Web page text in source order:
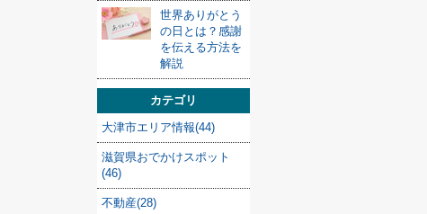
世界ありがとう
の日とは？感謝
を伝える方法を
解説
カテゴリ
大津市エリア情報(44)
滋賀県おでかけスポット
(46)
不動産(28)